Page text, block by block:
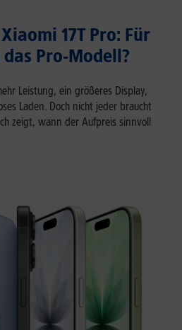
17T Pro: Für
Pro-Modell?
Leistung, ein größeres Display,
Laden. Doch nicht jeder braucht
zeigt, wann der Aufpreis sinnvoll